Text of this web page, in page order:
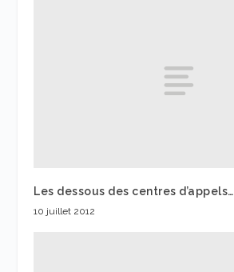
Les dessous des centres d’appels…
10 juillet 2012